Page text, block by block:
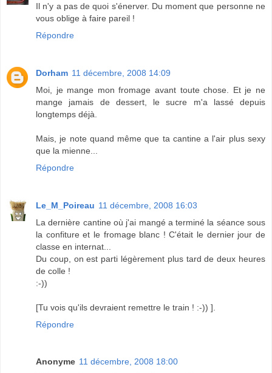
Il n'y a pas de quoi s'énerver. Du moment que personne ne
vous oblige à faire pareil !
Répondre
Dorham 11 décembre, 2008 14:09
Moi, je mange mon fromage avant toute chose. Et je ne
mange jamais de dessert, le sucre m'a lassé depuis
longtemps déjà.
Mais, je note quand même que ta cantine a l'air plus sexy
que la mienne...
Répondre
Le_M_Poireau 11 décembre, 2008 16:03
La dernière cantine où j'ai mangé a terminé la séance sous
la confiture et le fromage blanc ! C'était le dernier jour de
classe en internat...
Du coup, on est parti légèrement plus tard de deux heures
de colle !
:-))
[Tu vois qu'ils devraient remettre le train ! :-)) ].
Répondre
Anonyme 11 décembre, 2008 18:00